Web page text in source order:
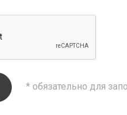
* обязательно для